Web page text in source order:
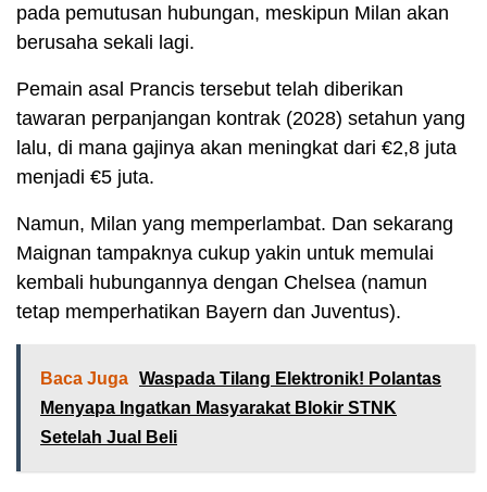
pada pemutusan hubungan, meskipun Milan akan
berusaha sekali lagi.
Pemain asal Prancis tersebut telah diberikan
tawaran perpanjangan kontrak (2028) setahun yang
lalu, di mana gajinya akan meningkat dari €2,8 juta
menjadi €5 juta.
Namun, Milan yang memperlambat. Dan sekarang
Maignan tampaknya cukup yakin untuk memulai
kembali hubungannya dengan Chelsea (namun
tetap memperhatikan Bayern dan Juventus).
Baca Juga Waspada Tilang Elektronik! Polantas
Menyapa Ingatkan Masyarakat Blokir STNK
Setelah Jual Beli